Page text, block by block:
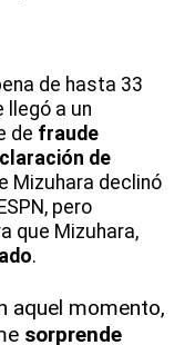
de hasta 33
llegó a un
de fraude
de
Mizuhara declinó
pero
que Mizuhara,
.
aquel momento,
sorprende